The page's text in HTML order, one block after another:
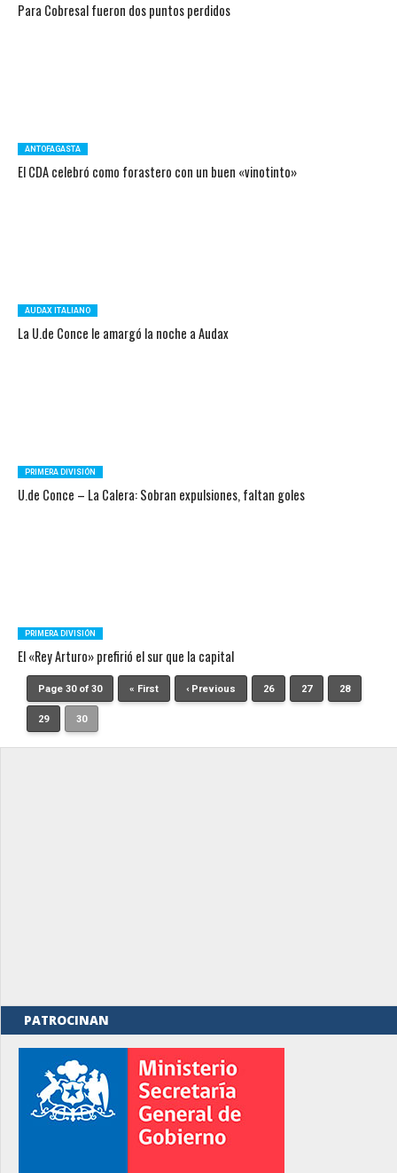
Para Cobresal fueron dos puntos perdidos
ANTOFAGASTA
El CDA celebró como forastero con un buen «vinotinto»
AUDAX ITALIANO
La U.de Conce le amargó la noche a Audax
PRIMERA DIVISIÓN
U.de Conce – La Calera: Sobran expulsiones, faltan goles
PRIMERA DIVISIÓN
El «Rey Arturo» prefirió el sur que la capital
Page 30 of 30 « First ‹ Previous 26 27 28
29 30
PATROCINAN